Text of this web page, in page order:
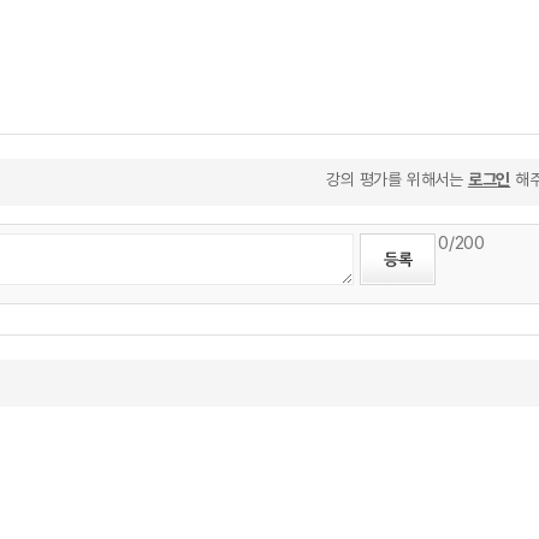
강의 평가를 위해서는 로그인 해
0/200